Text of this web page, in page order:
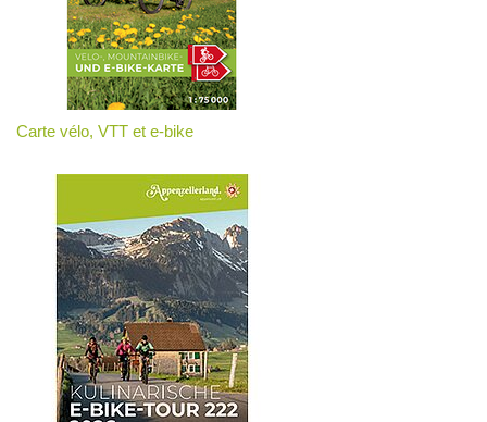
Carte vélo, VTT et e-bike